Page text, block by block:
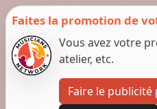
Faites la promotion de
Vous avez votre
atelier, etc.
Faire le